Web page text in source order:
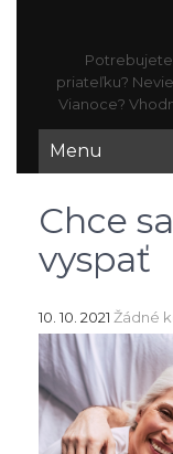
priateľku?
Vianoce?
Menu
Chce
vyspať
10. 10. 2021 Žádné